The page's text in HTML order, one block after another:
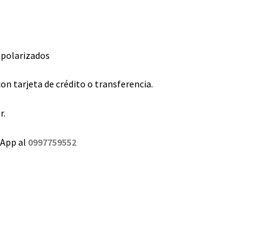
tarjeta de crédito o transferencia.
al 0997759552